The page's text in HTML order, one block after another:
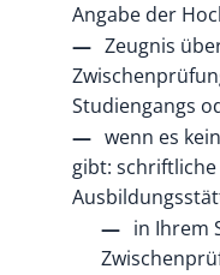
Angabe der
Zeugnis
Studiengangs
wenn es
gibt:
in Ihrem